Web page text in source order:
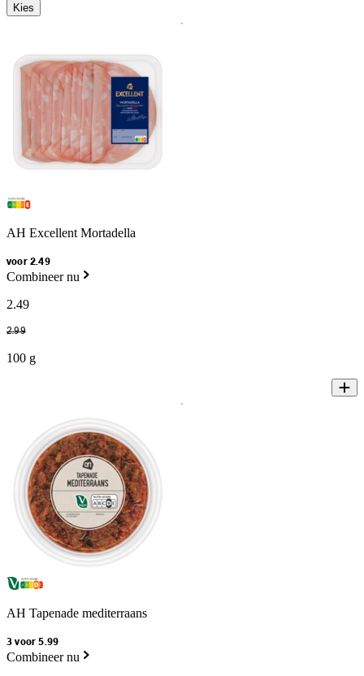
Kies
AH Excellent Mortadella
voor 2.49
Combineer nu
2.49
2.99
100 g
AH Tapenade mediterraans
3 voor 5.99
Combineer nu